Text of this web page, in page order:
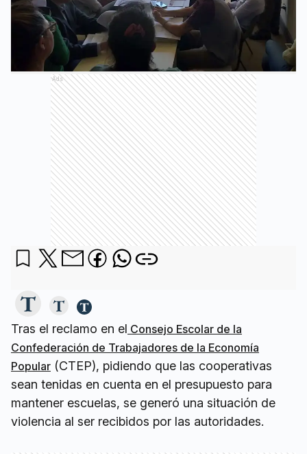
Ads
Tras el reclamo en el Consejo Escolar de la
Confederación de Trabajadores de la Economía
Popular (CTEP), pidiendo que las cooperativas
sean tenidas en cuenta en el presupuesto para
mantener escuelas, se generó una situación de
violencia al ser recibidos por las autoridades.